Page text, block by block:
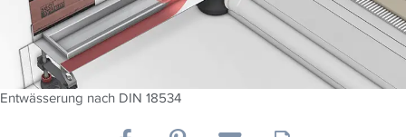
Entwässerung nach DIN 18534